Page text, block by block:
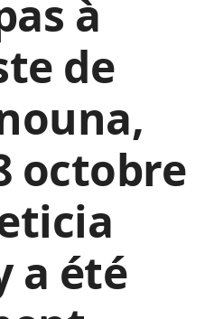
à
de
octobre
a été